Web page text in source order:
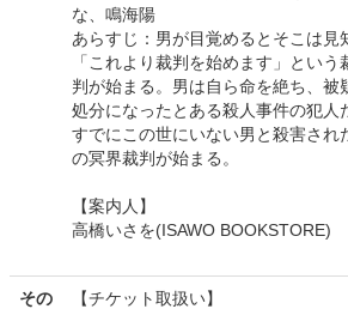
な、鳴海陽
あらすじ：男が目覚めるとそこは見
「これより裁判を始めます」とい
判が始まる。男は自ら命を絶ち、被
処分になったとある殺人事件の犯人
すでにこの世にいない男と殺害され
の冥界裁判が始まる。
【案内人】
高橋いさを(ISAWO BOOKSTORE)
その
【チケット取扱い】